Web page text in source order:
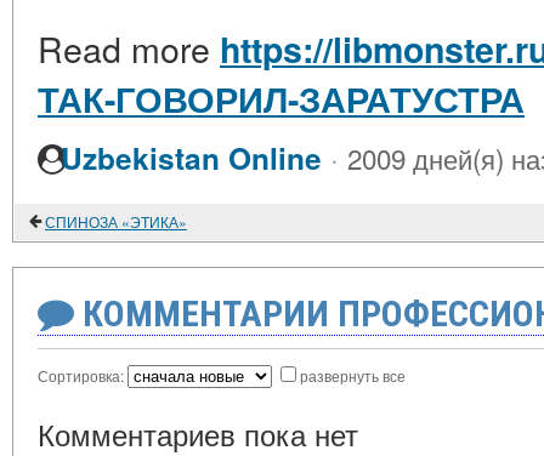
Read more https://
ТАК-ГОВОРИЛ-ЗАРАТУСТРА
Uzbekistan Online · 2009 дней(я)
СПИНОЗА «ЭТИКА»
КОММЕНТАРИИ
Сортировка: развернуть все
Комментариев пока нет